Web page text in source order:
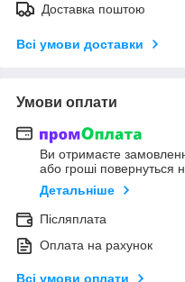
Доставка поштою
Всі умови доставки
Умови оплати
Ви отримаєте
або гроші повернуться
Детальніше
Післяплата
Оплата на рахунок
Всі умови оплати